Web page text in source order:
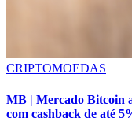
CRIPTOMOEDAS
MB | Mercado Bitcoin
com cashback de até